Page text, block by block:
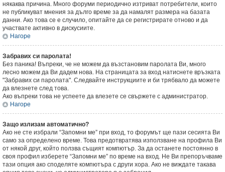
някаква причина. Много форуми периодично изтриват потребители, които
не публикуват мнения за дълго време за да намалят размера на базата
данни. Ако това се е случило, опитайте да се регистрирате отново и да
участвате активно в дискусиите.
Нагоре
Забравих си паролата!
Без паника! Въпреки, че не можем да възстановим паролата Ви, много
лесно можем да Ви дадем нова. На страницата за вход натиснете връзката
"Забравих си паролата". Следвайте инструкциите и би трябвало да можете
да влезнете след това.
Ако въпреки това не успеете да влезете се свържете с администратор.
Нагоре
Защо излизам автоматично?
Ако не сте избрали “Запомни ме” при вход, то форумът ще пази сесията Ви
само за определено време. Това предотвратява използване на профила Ви
от някой друг, който ползва същият компютър. За да останете постоянно в
своя профил изберете “Запомни ме” по време на вход. Не Ви препоръчваме
тази опция ако споделяте компютъра с други хора. Ако не виждате такава